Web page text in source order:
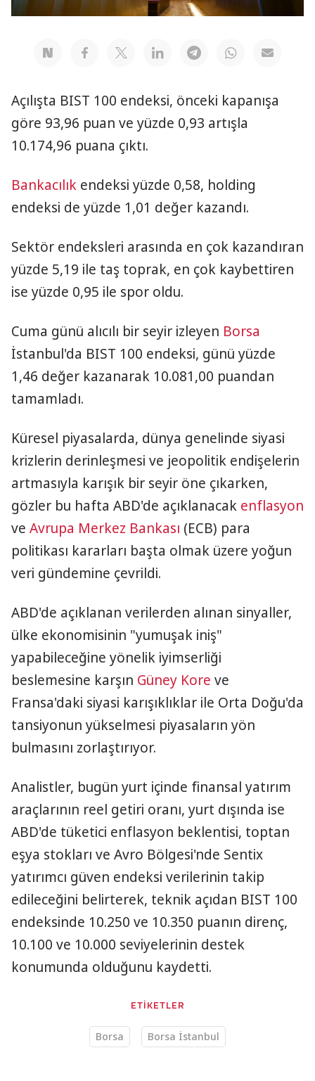
Açılışta BIST 100 endeksi, önceki kapanışa
göre 93,96 puan ve yüzde 0,93 artışla
10.174,96 puana çıktı.
Bankacılık endeksi yüzde 0,58, holding
endeksi de yüzde 1,01 değer kazandı.
Sektör endeksleri arasında en çok kazandıran
yüzde 5,19 ile taş toprak, en çok kaybettiren
ise yüzde 0,95 ile spor oldu.
Cuma günü alıcılı bir seyir izleyen Borsa
İstanbul'da BIST 100 endeksi, günü yüzde
1,46 değer kazanarak 10.081,00 puandan
tamamladı.
Küresel piyasalarda, dünya genelinde siyasi
krizlerin derinleşmesi ve jeopolitik endişelerin
artmasıyla karışık bir seyir öne çıkarken,
gözler bu hafta ABD'de açıklanacak enflasyon
ve Avrupa Merkez Bankası (ECB) para
politikası kararları başta olmak üzere yoğun
veri gündemine çevrildi.
ABD'de açıklanan verilerden alınan sinyaller,
ülke ekonomisinin "yumuşak iniş"
yapabileceğine yönelik iyimserliği
beslemesine karşın Güney Kore ve
Fransa'daki siyasi karışıklıklar ile Orta Doğu'da
tansiyonun yükselmesi piyasaların yön
bulmasını zorlaştırıyor.
Analistler, bugün yurt içinde finansal yatırım
araçlarının reel getiri oranı, yurt dışında ise
ABD'de tüketici enflasyon beklentisi, toptan
eşya stokları ve Avro Bölgesi'nde Sentix
yatırımcı güven endeksi verilerinin takip
edileceğini belirterek, teknik açıdan BIST 100
endeksinde 10.250 ve 10.350 puanın direnç,
10.100 ve 10.000 seviyelerinin destek
konumunda olduğunu kaydetti.
ETİKETLER
Borsa Borsa İstanbul